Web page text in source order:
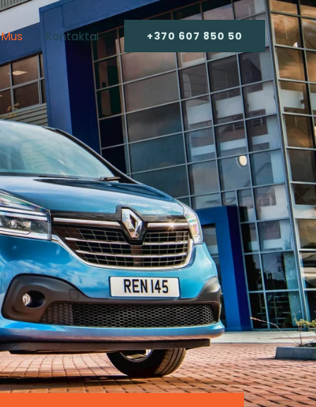
Kontaktai +370 607 850 50